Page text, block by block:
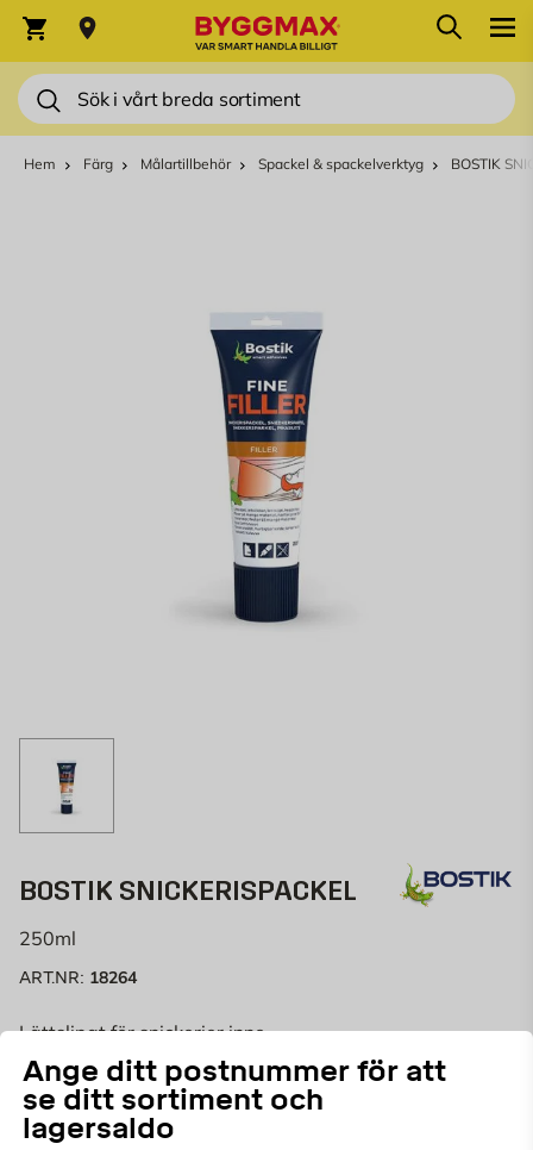
Sök
Ange ditt postnummer för att
se ditt sortiment och
lagersaldo
Varukorg Sök
Hem Färg Målartillbehör Spackel & spackelverktyg BOSTIK
BOSTIK SNICKERISPACKEL
250ml
ART.NR: 18264
Lättslipat för snickerier inne.
Välj butik